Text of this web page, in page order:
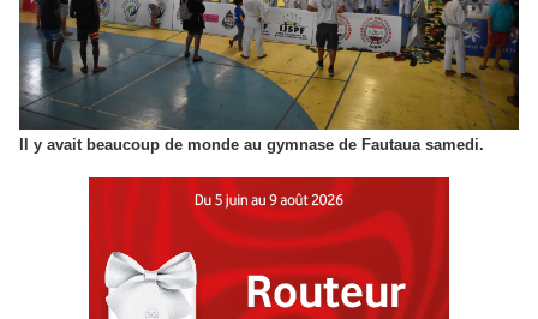
Il y avait beaucoup de monde au gymnase de Fautaua samedi.